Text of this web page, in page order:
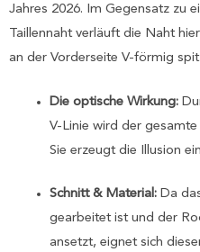
Jahres 2026. Im Gegensatz zu
Taillennaht verläuft die Naht
an der Vorderseite V-förmig
Die optische Wirkung:
V-Linie wird der
Sie erzeugt die Illusion
Schnitt & Material: Da
gearbeitet ist und der
ansetzt, eignet sich